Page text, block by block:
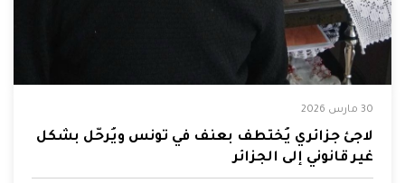
30 مارس 2026
لاجئ جزائري يُختطف بعنف في تونس ويُرحّل بشكل
غير قانوني إلى الجزائر